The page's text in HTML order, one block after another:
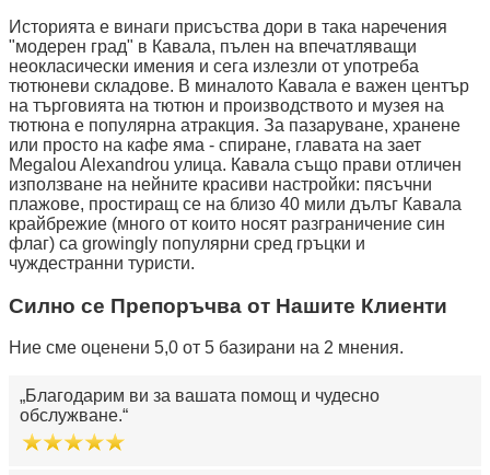
Историята е винаги присъства дори в така наречения
"модерен град" в Кавала, пълен на впечатляващи
неокласически имения и сега излезли от употреба
тютюневи складове. В миналото Кавала е важен център
на търговията на тютюн и производството и музея на
тютюна е популярна атракция. За пазаруване, хранене
или просто на кафе яма - спиране, главата на зает
Megalou Alexandrou улица. Кавала също прави отличен
използване на нейните красиви настройки: пясъчни
плажове, простиращ се на близо 40 мили дълъг Кавала
крайбрежие (много от които носят разграничение син
флаг) са growingly популярни сред гръцки и
чуждестранни туристи.
Силно се Препоръчва от Нашите Клиенти
Ние сме оценени 5,0 от 5 базирани на 2 мнения.
Благодарим ви за вашата помощ и чудесно
обслужване.